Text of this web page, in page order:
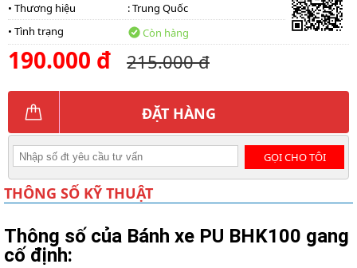
• Thương hiệu
:Trung Quốc
• Tình trạng
Còn hàng
190.000 đ 215.000 đ
ĐẶT HÀNG
GỌI CHO TÔI
THÔNG SỐ KỸ THUẬT
Thông số của Bánh xe PU BHK100 gang
cố định: